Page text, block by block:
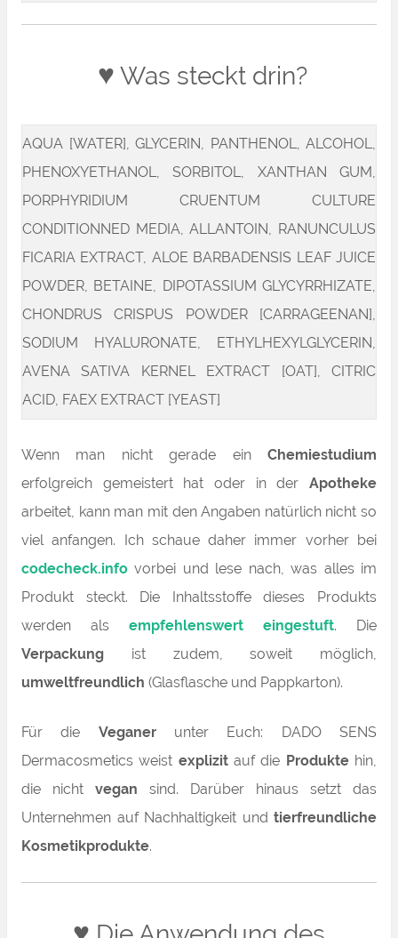
♥ Was steckt drin?
AQUA [WATER], GLYCERIN, PANTHENOL, ALCOHOL,
PHENOXYETHANOL, SORBITOL, XANTHAN GUM,
PORPHYRIDIUM CRUENTUM CULTURE
CONDITIONNED MEDIA, ALLANTOIN, RANUNCULUS
FICARIA EXTRACT, ALOE BARBADENSIS LEAF JUICE
POWDER, BETAINE, DIPOTASSIUM GLYCYRRHIZATE,
CHONDRUS CRISPUS POWDER [CARRAGEENAN],
SODIUM HYALURONATE, ETHYLHEXYLGLYCERIN,
AVENA SATIVA KERNEL EXTRACT [OAT], CITRIC
ACID, FAEX EXTRACT [YEAST]
Wenn man nicht gerade ein Chemiestudium
erfolgreich gemeistert hat oder in der Apotheke
arbeitet, kann man mit den Angaben natürlich nicht so
viel anfangen. Ich schaue daher immer vorher bei
codecheck.info vorbei und lese nach, was alles im
Produkt steckt. Die Inhaltsstoffe dieses Produkts
werden als empfehlenswert eingestuft. Die
Verpackung ist zudem, soweit möglich,
umweltfreundlich (Glasflasche und Pappkarton).
Für die Veganerunter Euch: DADO SENS
Dermacosmetics weist explizitauf die Produkte hin,
die nicht vegan sind. Darüber hinaus setzt das
Unternehmen auf Nachhaltigkeit und tierfreundliche
Kosmetikprodukte.